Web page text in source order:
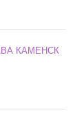
КАМЕНСК